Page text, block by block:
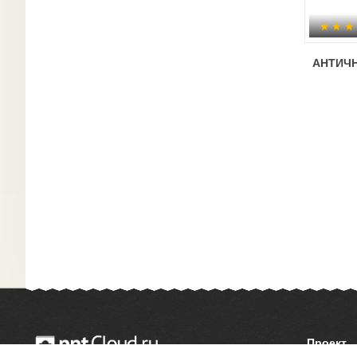
Проект